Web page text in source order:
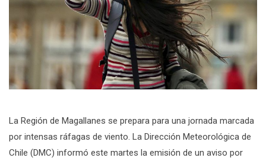
La Región de Magallanes se prepara para una jornada marcada
por intensas ráfagas de viento. La Dirección Meteorológica de
Chile (DMC) informó este martes la emisión de un aviso por